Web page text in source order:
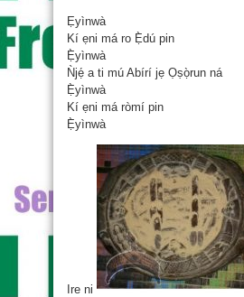
Ẹyìnwà
Kí ẹni má ro Ẹ̀dú pin
Ẹ̀yìnwà
Ǹjẹ́ a ti mú Abírí jẹ Ọṣọ̀run ná
Ẹ̀yìnwà
Kí ẹni má ròmí pin
Ẹ̀yìnwà
Ire ni